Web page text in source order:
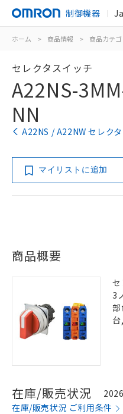
制御機器
ホーム > 商品情報 > 商品カテゴ
セレクタスイッチ
A22NS-
NN
A22NS / A22NW セレク
マイリストに追加
商品概要
3
部
在庫/販売状況
在庫/販売状況 ご利用条件